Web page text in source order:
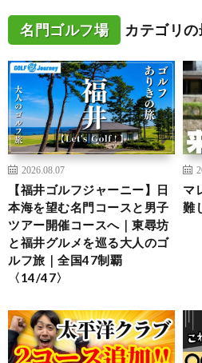
名門ゴルフ場 カテゴリ
2026.08.07
【福井ゴルフジャーニー】日
本海を望む名門コースと男子
ツアー開催コースへ｜東尋坊
と福井グルメを巡る大人のゴ
ルフ旅｜全国47制覇
〈14/47〉
マ
難